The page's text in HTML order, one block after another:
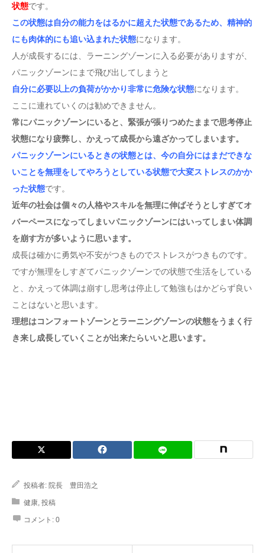
状態です。
この状態は自分の能力をはるかに超えた状態であるため、精神的
にも肉体的にも追い込まれた状態になります。
人が成長するには、ラーニングゾーンに入る必要がありますが、
パニックゾーンにまで飛び出してしまうと
自分に必要以上の負荷がかかり非常に危険な状態になります。
ここに連れていくのは勧めできません。
常にパニックゾーンにいると、緊張が張りつめたままで思考停止
状態になり疲弊し、かえって成長から遠ざかってしまいます。
パニックゾーンにいるときの状態とは、今の自分にはまだできな
いことを無理をしてやろうとしている状態で大変ストレスのかか
った状態です。
近年の社会は個々の人格やスキルを無理に伸ばそうとしすぎてオ
バーペースになってしまいパニックゾーンにはいってしまい体調
を崩す方が多いように思います。
成長は確かに勇気や不安がつきものでストレスがつきものです。
ですが無理をしすぎてパニックゾーンでの状態で生活をしている
と、かえって体調は崩すし思考は停止して勉強もはかどらず良い
ことはないと思います。
理想はコンフォートゾーンとラーニングゾーンの状態をうまく行
き来し成長していくことが出来たらいいと思います。
投稿者: 院長 豊田浩之
健康 投稿
コメント: 0